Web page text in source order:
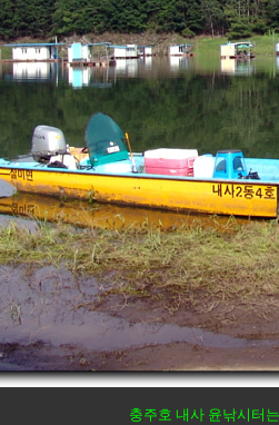
충주호 내사 윤낚시터